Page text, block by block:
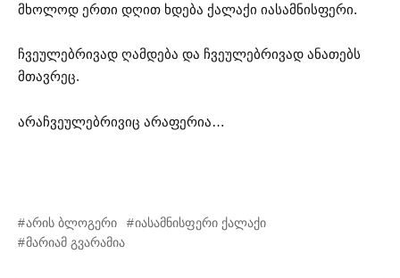
მხოლოდ ერთი დღით ხდება ქალაქი იასამნისფერი.
ჩვეულებრივად ღამდება და ჩვეულებრივად ანათებს
მთავრეც.
არაჩვეულებრივიც არაფერია…
არის ბლოგერი
იასამნისფერი ქალაქი
მარიამ გვარამია